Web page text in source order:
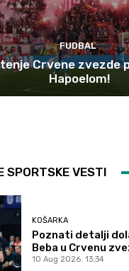
FUDBAL
Crvene zvezde
Hapoelom!
SPORTSKE VESTI
KOŠARKA
Poznati detalji
Beba u Crvenu
10 Aug 2026. 13:34